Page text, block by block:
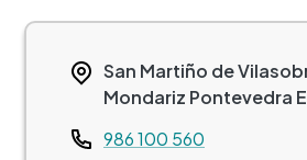
San Martiño de
Mondariz Pontevedra
Teléfono
986 100 560